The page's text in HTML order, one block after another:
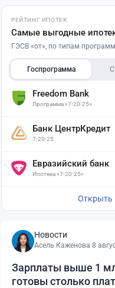
РЕЙТИНГ ИПОТЕК
Самые выгодные
ГЭСВ «от», по типам программ
Госпрограмма
Freedom Bank
Программа «7-20-25»
Банк ЦентрКредит
7-20-25
Евразийский банк
Ипотека «7-20-25»
Открыть
Новости
Асель Каженова·8
Зарплаты выше 1
готовы столько